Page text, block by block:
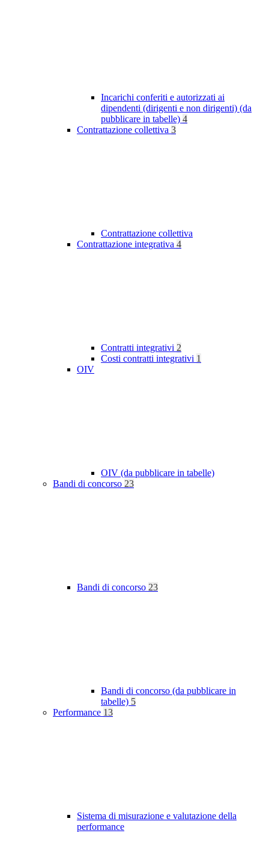
Incarichi conferiti e autorizzati ai
dipendenti (dirigenti e non dirigenti) (da
pubblicare in tabelle) 4
Contrattazione collettiva 3
Contrattazione collettiva
Contrattazione integrativa 4
Contratti integrativi 2
Costi contratti integrativi 1
OIV
OIV (da pubblicare in tabelle)
Bandi di concorso 23
Bandi di concorso 23
Bandi di concorso (da pubblicare in
tabelle) 5
Performance 13
Sistema di misurazione e valutazione della
performance